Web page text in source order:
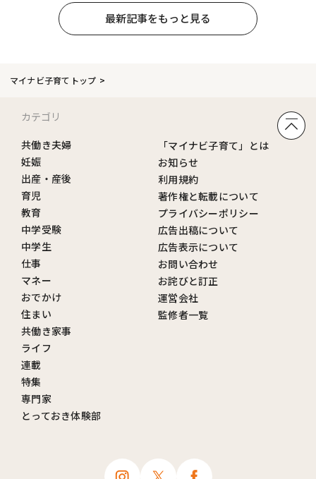
最新記事をもっと見る
マイナビ子育てトップ
カテゴリ
共働き夫婦
妊娠
出産・産後
育児
教育
中学受験
中学生
仕事
マネー
おでかけ
住まい
共働き家事
ライフ
連載
特集
専門家
とっておき体験部
「マイナビ子育て」とは
お知らせ
利用規約
著作権と転載について
プライバシーポリシー
広告出稿について
広告表示について
お問い合わせ
お詫びと訂正
運営会社
監修者一覧